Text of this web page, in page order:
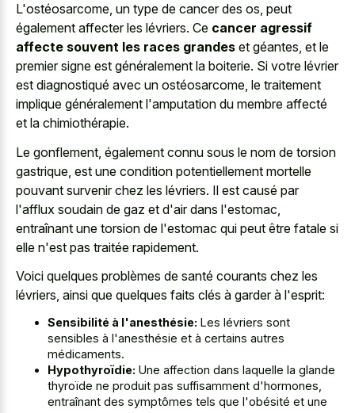
L'ostéosarcome, un type de cancer des os, peut
également affecter les lévriers. Ce cancer agressif
affecte souvent les races grandes et géantes, et le
premier signe est généralement la boiterie. Si votre lévrier
est diagnostiqué avec un ostéosarcome, le traitement
implique généralement l'amputation du membre affecté
et la chimiothérapie.
Le gonflement, également connu sous le nom de torsion
gastrique, est une condition potentiellement mortelle
pouvant survenir chez les lévriers. Il est causé par
l'afflux soudain de gaz et d'air dans l'estomac,
entraînant une torsion de l'estomac qui peut être fatale si
elle n'est pas traitée rapidement.
Voici quelques problèmes de santé courants chez les
lévriers, ainsi que quelques faits clés à garder à l'esprit:
Sensibilité à l'anesthésie: Les lévriers sont
sensibles à l'anesthésie et à certains autres
médicaments.
Hypothyroïdie: Une affection dans laquelle la glande
thyroïde ne produit pas suffisamment d'hormones,
entraînant des symptômes tels que l'obésité et une